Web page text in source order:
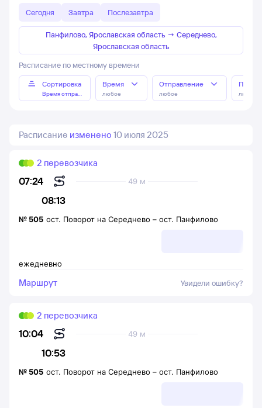
Сегодня Завтра Послезавтра
Панфилово, Ярославская область → Середнево,
Ярославская область
Расписание по местному времени
Сортировка
Время отправления
Время
любое
Отправление
любое любое
Расписание изменено 10 июля 2025
07:24
08:13
49 м
2 перевозчика
ежедневно
№ 505 ост. Поворот на Середнево – ост. Панфилово
Маршрут Увидели ошибку?
10:04
10:53
49 м
2 перевозчика
№ 505 ост. Поворот на Середнево – ост. Панфилово